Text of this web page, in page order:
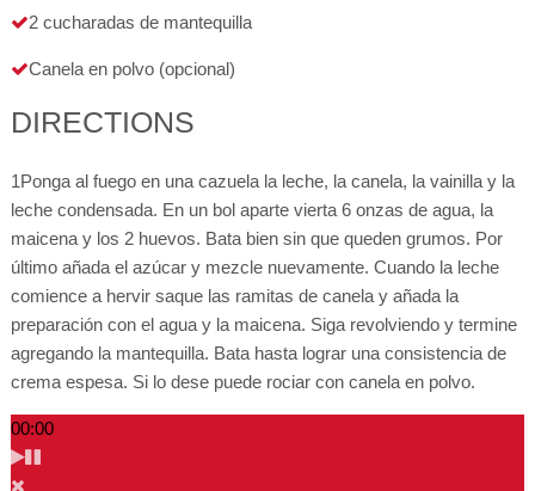
2 cucharadas de mantequilla
Canela en polvo (opcional)
DIRECTIONS
1Ponga al fuego en una cazuela la leche, la canela, la vainilla y la
leche condensada. En un bol aparte vierta 6 onzas de agua, la
maicena y los 2 huevos. Bata bien sin que queden grumos. Por
último añada el azúcar y mezcle nuevamente. Cuando la leche
comience a hervir saque las ramitas de canela y añada la
preparación con el agua y la maicena. Siga revolviendo y termine
agregando la mantequilla. Bata hasta lograr una consistencia de
crema espesa. Si lo dese puede rociar con canela en polvo.
00:00